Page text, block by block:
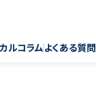
ルコラムよくある質問